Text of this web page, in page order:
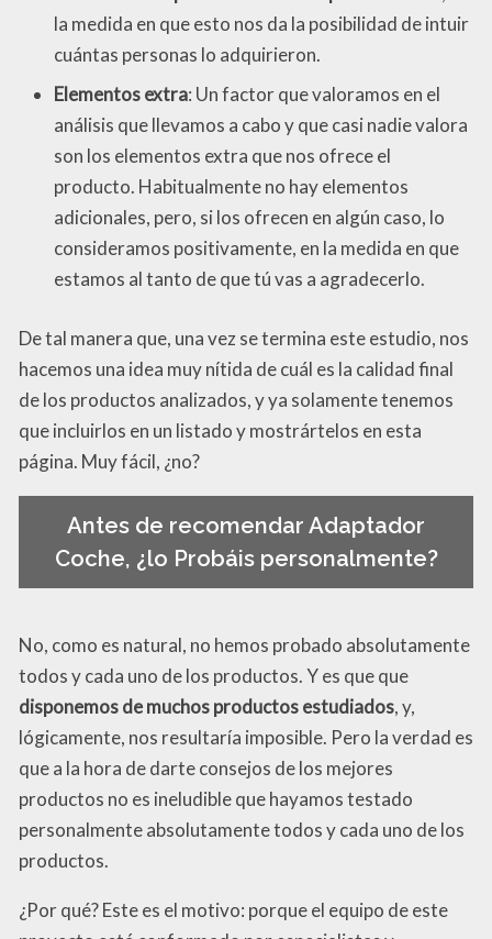
la medida en que esto nos da la posibilidad de intuir
cuántas personas lo adquirieron.
Elementos extra: Un factor que valoramos en el
análisis que llevamos a cabo y que casi nadie valora
son los elementos extra que nos ofrece el
producto. Habitualmente no hay elementos
adicionales, pero, si los ofrecen en algún caso, lo
consideramos positivamente, en la medida en que
estamos al tanto de que tú vas a agradecerlo.
De tal manera que, una vez se termina este estudio, nos
hacemos una idea muy nítida de cuál es la calidad final
de los productos analizados, y ya solamente tenemos
que incluirlos en un listado y mostrártelos en esta
página. Muy fácil, ¿no?
Antes de recomendar Adaptador
Coche, ¿lo Probáis personalmente?
No, como es natural, no hemos probado absolutamente
todos y cada uno de los productos. Y es que que
disponemos de muchos productos estudiados, y,
lógicamente, nos resultaría imposible. Pero la verdad es
que a la hora de darte consejos de los mejores
productos no es ineludible que hayamos testado
personalmente absolutamente todos y cada uno de los
productos.
¿Por qué? Este es el motivo: porque el equipo de este